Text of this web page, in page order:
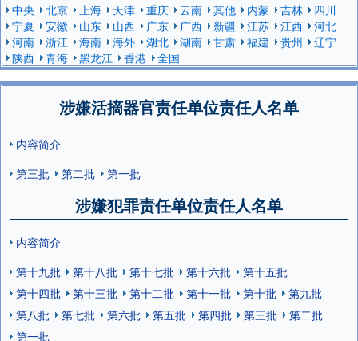
中央 北京 上海 天津 重庆 云南 其他 内蒙 吉林
四川
宁夏
安徽 山东 山西 广东 广西 新疆 江苏 江西
河北
河南
浙江 海南 海外 湖北 湖南 甘肃 福建 贵州
辽宁
陕西
青海 黑龙江 香港 全国
涉嫌活摘器官责任单位责任人名单
内容简介
第三批
第二批 第一批
涉嫌犯罪责任单位责任人名单
内容简介
第十九批
第十八批 第十七批 第十六批
第十五批
第十四批
第十三批 第十二批 第十一批 第十批
第九批
第八批
第七批 第六批 第五批 第四批 第三批
第二批
第一批